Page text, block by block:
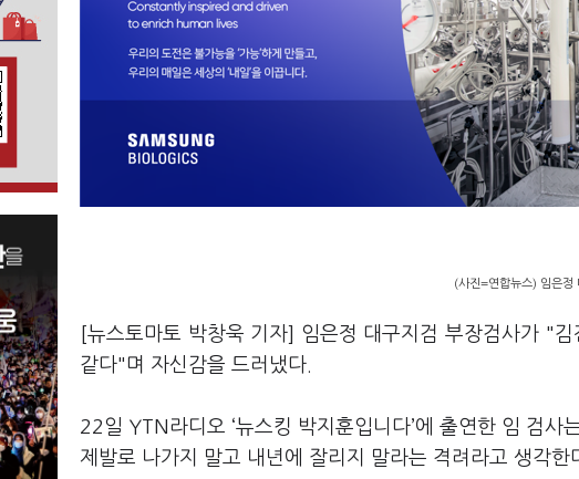
(사진=연합뉴스) 임은정
[뉴스토마토 박창욱 기자] 임은정 대구지검 부장검사가 "
같다"며 자신감을 드러냈다.
22일 YTN라디오 ‘뉴스킹 박지훈입니다’에 출연한 임 검
제발로 나가지 말고 내년에 잘리지 말라는 격려라고 생각한